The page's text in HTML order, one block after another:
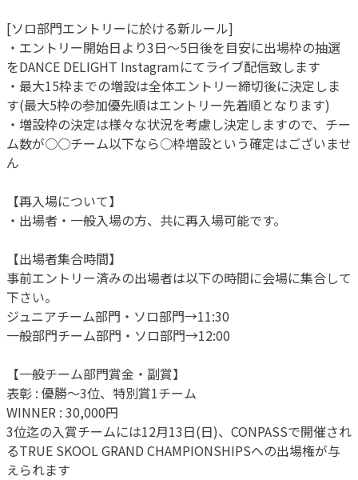
[ソロ部門エントリーに於ける新ルール]
・エントリー開始日より3日〜5日後を目安に出場枠の抽選
をDANCE DELIGHT Instagramにてライブ配信致します
・最大15枠までの増設は全体エントリー締切後に決定しま
す(最大5枠の参加優先順はエントリー先着順となります)
・増設枠の決定は様々な状況を考慮し決定しますので、チー
ム数が○○チーム以下なら○枠増設という確定はございませ
ん
【再入場について】
・出場者・一般入場の方、共に再入場可能です。
【出場者集合時間】
事前エントリー済みの出場者は以下の時間に会場に集合して
下さい。
ジュニアチーム部門・ソロ部門→11:30
一般部門チーム部門・ソロ部門→12:00
【一般チーム部門賞金・副賞】
表彰 : 優勝～3位、特別賞1チーム
WINNER : 30,000円
3位迄の入賞チームには12月13日(日)、CONPASSで開催され
るTRUE SKOOL GRAND CHAMPIONSHIPSへの出場権が与
えられます